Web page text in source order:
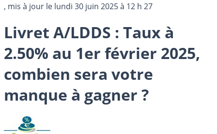
, mis à jour le lundi 30 juin 2025 à 12 h 27
Livret A/LDDS : Taux à
2.50% au 1er février 2025,
combien sera votre
manque à gagner ?